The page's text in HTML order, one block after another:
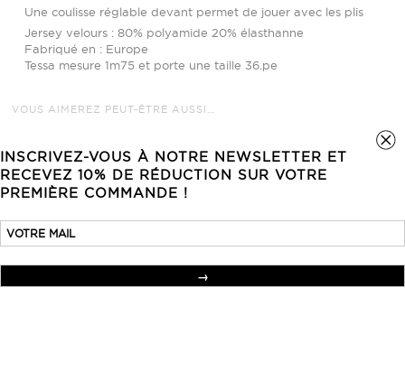
INSCRIVEZ-VOUS À NOTRE NEWSLETTER ET
RECEVEZ 10% DE RÉDUCTION SUR VOTRE
PREMIÈRE COMMANDE !
Une coulisse réglable devant permet de jouer avec les plis
Jersey velours : 80% polyamide 20% élasthanne
Fabriqué en : Europe
Tessa mesure 1m75 et porte une taille 36.pe
VOUS AIMEREZ PEUT-ÊTRE AUSSI…